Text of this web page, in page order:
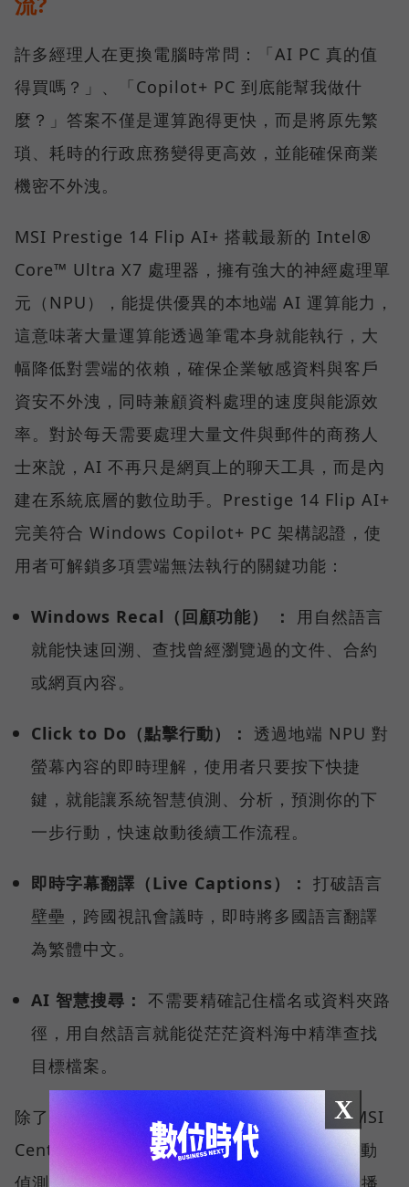
許多經理人在更換電腦時常問：「AI PC 真的值
得買嗎？」、「Copilot+ PC 到底能幫我做什
麼？」答案不僅是運算跑得更快，而是將原先繁
瑣、耗時的行政庶務變得更高效，並能確保商業
機密不外洩。
MSI Prestige 14 Flip AI+ 搭載最新的 Intel®
Core™ Ultra X7 處理器，擁有強大的神經處理單
元（NPU），能提供優異的本地端 AI 運算能力，
這意味著大量運算能透過筆電本身就能執行，大
幅降低對雲端的依賴，確保企業敏感資料與客戶
資安不外洩，同時兼顧資料處理的速度與能源效
率。對於每天需要處理大量文件與郵件的商務人
士來說，AI 不再只是網頁上的聊天工具，而是內
建在系統底層的數位助手。Prestige 14 Flip AI+
完美符合 Windows Copilot+ PC 架構認證，使
用者可解鎖多項雲端無法執行的關鍵功能：
Windows Recal（回顧功能） ：
用自然語言
就能快速回溯、查找曾經瀏覽過的文件、合約
或網頁內容。
Click to Do（點擊行動）： 透過地端 NPU 對
螢幕內容的即時理解，使用者只要按下快捷
鍵，就能讓系統智慧偵測、分析，預測你的下
一步行動，快速啟動後續工作流程。
即時字幕翻譯（Live Captions）： 打破語言
壁壘，跨國視訊會議時，即時將多國語言翻譯
為繁體中文。
AI 智慧搜尋： 不需要精確記住檔名或資料夾路
徑，用自然語言就能從茫茫資料海中精準查找
目標檔案。
除了微軟的生態系，MSI 更導入獨家研發的 MSI
Center 中控軟體，其中「AI 智慧引擎」能自動
X